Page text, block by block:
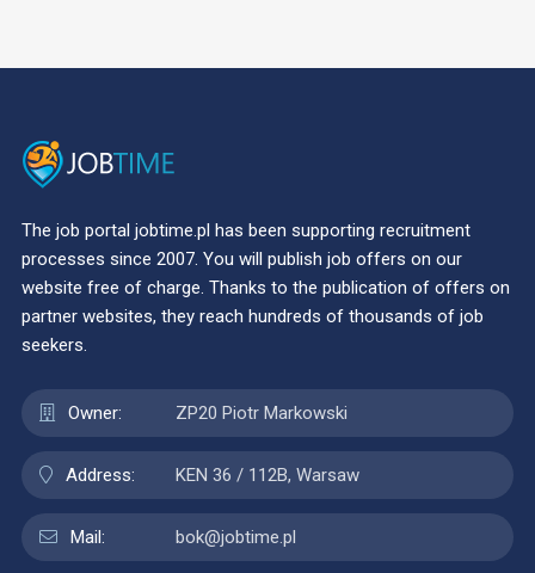
The job portal jobtime.pl has been supporting recruitment
processes since 2007. You will publish job offers on our
website free of charge. Thanks to the publication of offers on
partner websites, they reach hundreds of thousands of job
seekers.
Owner: ZP20 Piotr Markowski
Address: KEN 36 / 112B, Warsaw
Mail: bok@jobtime.pl